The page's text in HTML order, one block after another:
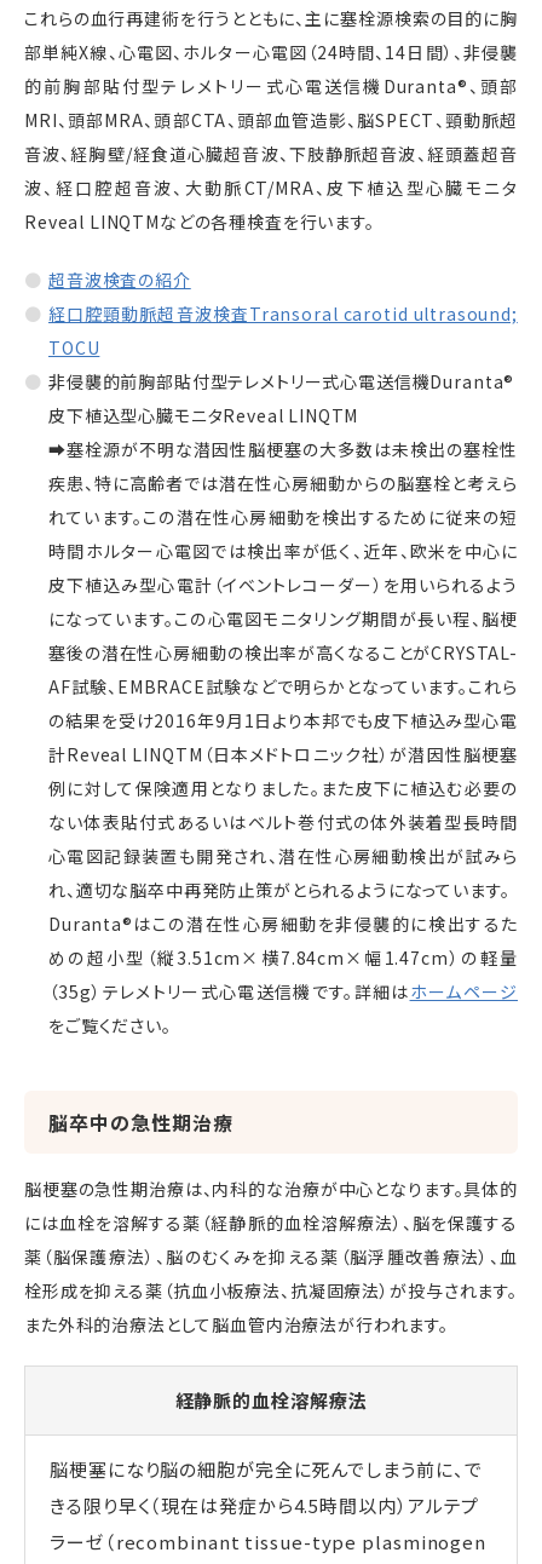
これらの血行再建術を行うとともに、主に塞栓源検索の目的に胸
部単純X線、心電図、ホルター心電図（24時間、14日間）、非侵襲
的前胸部貼付型テレメトリー式心電送信機Duranta®、頭部
MRI、頭部MRA、頭部CTA、頭部血管造影、脳SPECT、頸動脈超
音波、経胸壁/経食道心臓超音波、下肢静脈超音波、経頭蓋超音
波、経口腔超音波、大動脈CT/MRA、皮下植込型心臓モニタ
Reveal LINQTMなどの各種検査を行います。
超音波検査の紹介
経口腔頸動脈超音波検査Transoral carotid ultrasound;
TOCU
非侵襲的前胸部貼付型テレメトリー式心電送信機Duranta®
皮下植込型心臓モニタReveal LINQTM
➡塞栓源が不明な潜因性脳梗塞の大多数は未検出の塞栓性
疾患、特に高齢者では潜在性心房細動からの脳塞栓と考えら
れています。この潜在性心房細動を検出するために従来の短
時間ホルター心電図では検出率が低く、近年、欧米を中心に
皮下植込み型心電計（イベントレコーダー）を用いられるよう
になっています。この心電図モニタリング期間が長い程、脳梗
塞後の潜在性心房細動の検出率が高くなることがCRYSTAL-
AF試験、EMBRACE試験などで明らかとなっています。これら
の結果を受け2016年9月1日より本邦でも皮下植込み型心電
計Reveal LINQTM（日本メドトロニック社）が潜因性脳梗塞
例に対して保険適用となりました。また皮下に植込む必要の
ない体表貼付式あるいはベルト巻付式の体外装着型長時間
心電図記録装置も開発され、潜在性心房細動検出が試みら
れ、適切な脳卒中再発防止策がとられるようになっています。
Duranta®はこの潜在性心房細動を非侵襲的に検出するた
めの超小型（縦3.51cm×横7.84cm×幅1.47cm）の軽量
（35g）テレメトリー式心電送信機です。詳細はホームページ
をご覧ください。
脳卒中の急性期治療
脳梗塞の急性期治療は、内科的な治療が中心となります。具体的
には血栓を溶解する薬（経静脈的血栓溶解療法）、脳を保護する
薬（脳保護療法）、脳のむくみを抑える薬（脳浮腫改善療法）、血
栓形成を抑える薬（抗血小板療法、抗凝固療法）が投与されます。
また外科的治療法として脳血管内治療法が行われます。
経静脈的血栓溶解療法
脳梗塞になり脳の細胞が完全に死んでしまう前に、で
きる限り早く（現在は発症から4.5時間以内）アルテプ
ラーゼ（recombinant tissue-type plasminogen